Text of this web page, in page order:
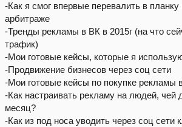
-Как я смог впервые перевалить в
арбитраже
-Тренды рекламы в ВК в 2015г (на что
трафик)
-Мои готовые кейсы, которые я
-Продвижение бизнесов через соц сети
-Мои готовые кейсы по покупке рекламы
-Как настраивать рекламу на людей, чей
месяц?
-Как из под носа уводить через соц сети